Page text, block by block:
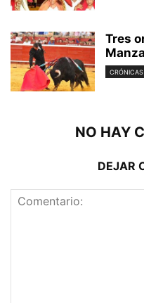
Tres
CRÓNICAS
NO HAY
DEJAR